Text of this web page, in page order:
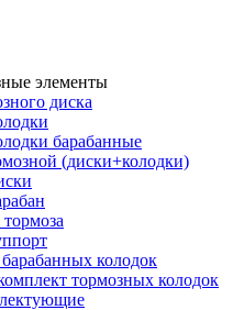
элементы
диска
барабанные
(диски+колодки)
колодок
тормозных колодок